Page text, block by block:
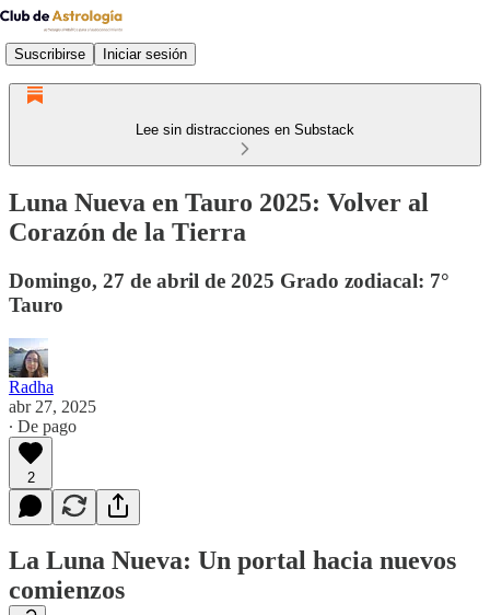
Suscribirse Iniciar sesión
Lee sin distracciones en Substack
Luna Nueva en Tauro 2025: Volver al
Corazón de la Tierra
Domingo, 27 de abril de 2025 Grado zodiacal: 7°
Tauro
Radha
abr 27, 2025
∙ De pago
2
La Luna Nueva: Un portal hacia nuevos
comienzos